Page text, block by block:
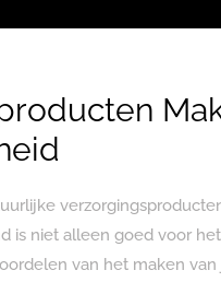
is niet alleen goed voor
van het maken van